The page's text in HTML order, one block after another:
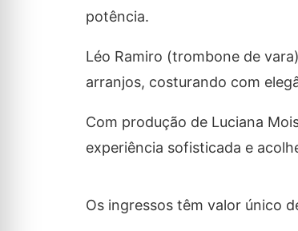
potência.
Léo Ramiro (trombone de
arranjos, costurando com
Com produção de Luciana
experiência sofisticada e
Os ingressos têm valor único